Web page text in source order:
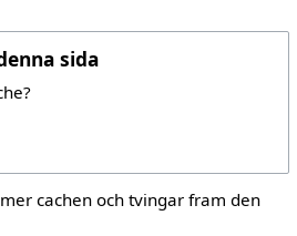
sida
cachen och tvingar fram den